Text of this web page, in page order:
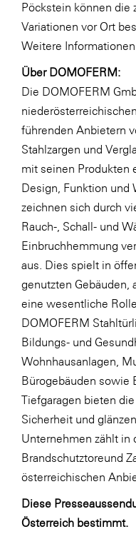
Pöckstein können die
Variationen vor Ort
Weitere
Über DOMOFERM:
Die DOMOFERM
führenden Anbietern
Stahlzargen und
mit seinen Produkten
Design, Funktion und
zeichnen sich durch
Rauch-, Schall- und
Einbruchhemmung
aus. Dies spielt in
genutzten Gebäuden,
eine wesentliche
DOMOFERM
Bildungs- und
Wohnhausanlagen,
Bürogebäuden sowie
Tiefgaragen bieten
Sicherheit und
Unternehmen zählt in
Brandschutztoreund
österreichischen
Diese
Österreich bestimmt.